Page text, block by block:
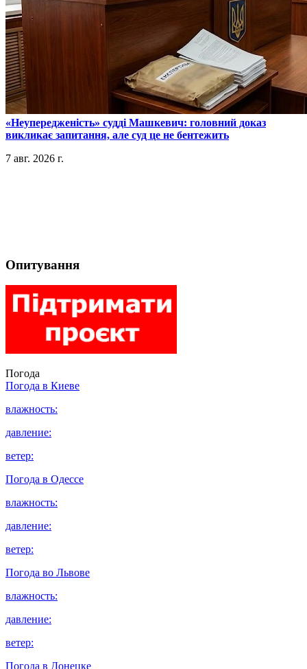
​«Неупередженість» судді Машкевич: головний доказ
викликає запитання, але суд це не бентежить
7 авг. 2026 г.
Опитування
Погода
Погода в Киеве
влажность:
давление:
ветер:
Погода в Одессе
влажность:
давление:
ветер:
Погода во Львове
влажность:
давление:
ветер:
Погода в Донецке